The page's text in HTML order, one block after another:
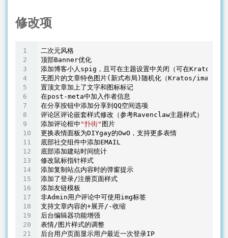
修改项
二次元风格
顶部Banner优化
添加博客小人spig，且可在主题设置中关闭（可在Kratos/
无图片的文章特色图片(新式布局)随机化（Kratos/images/
置顶文章加上了文字和图标标记
在post-meta中加入作者信息
在分享按钮中添加分享到QQ空间选项
评论区评论嵌套样式修改（参考Ravenclaw主题样式）
添加评论框中 "扑街" 图片
更换表情面板为DIYgay的OwO，支持更多表情
底部社交组件中添加EMAIL
底部添加建站时间统计
修改鼠标指针样式
添加复制站点内容时的弹窗提示
添加了登录/注册页面样式
添加友链模板
非Admin用户评论中可使用img标签
支持文章内容的+展开/-收缩
后台编辑器功能增强
表情/图片样式的调整
后台用户页面显示用户最近一次登录IP